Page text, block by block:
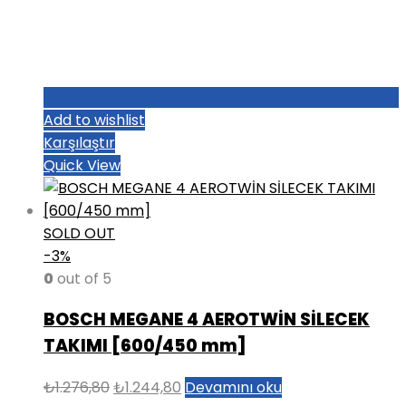
Add to wishlist
Karşılaştır
Quick View
SOLD OUT
-3%
0 out of 5
BOSCH MEGANE 4 AEROTWİN SİLECEK
TAKIMI [600/450 mm]
₺1.276,80Orijinal
₺1.244,80 Şu
Devamını oku